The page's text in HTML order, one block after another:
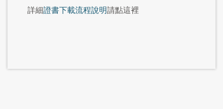
詳細證書下載流程說明請點這裡